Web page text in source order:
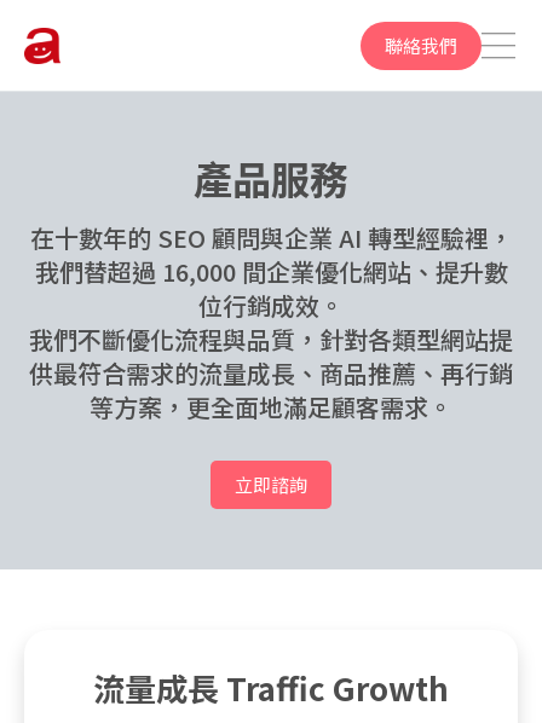
聯絡我們
產品服務
在十數年的 SEO 顧問與企業 AI 轉型經驗裡，
我們替超過 16,000 間企業優化網站、提升數
位行銷成效。
我們不斷優化流程與品質，針對各類型網站提
供最符合需求的流量成長、商品推薦、再行銷
等方案，更全面地滿足顧客需求。
立即諮詢
流量成長 Traffic Growth